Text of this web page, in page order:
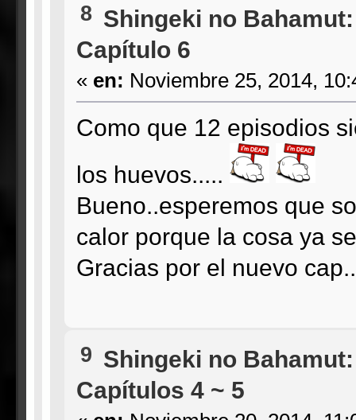
8 Shingeki no
Capítulo 6
« en: Noviembre 25, 2014,
Como que 12 episodios
los huevos.....
Bueno..esperemos que
calor porque la cosa ya
Gracias por el nuevo cap..
9 Shingeki no
Capítulos 4 ~ 5